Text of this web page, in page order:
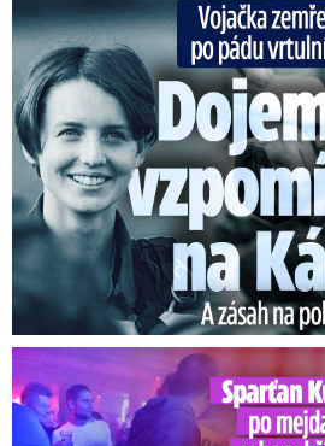
Vojačka zemřela po pádu vrtulníku:
Kuchta po mejdanu v baru hříchů: